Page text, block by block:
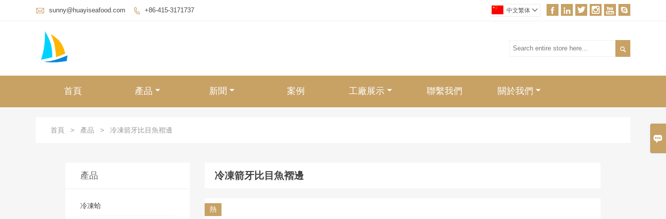

 sunny@huayiseafood.com  +86-415-3171737      
中文繁体 

首頁 產品 新聞 案例 工廠展示 聯繫我們 關於我們
首頁 > 產品 > 冷凍箭牙比目魚褶邊
冷凍箭牙比目魚褶邊
熱
產品
冷凍蛤